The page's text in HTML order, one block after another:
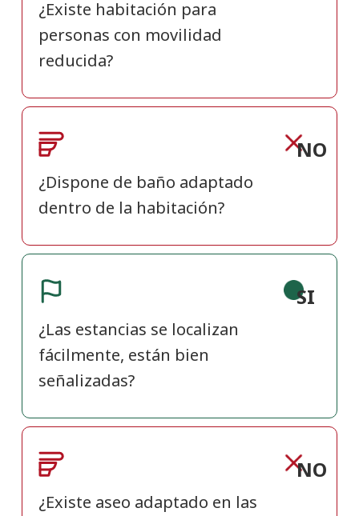
¿Existe habitación para
personas con movilidad
reducida?
¿Dispone de baño adaptado
dentro de la habitación?
NO
¿Las estancias se localizan
fácilmente, están bien
señalizadas?
SI
¿Existe aseo adaptado en las
NO